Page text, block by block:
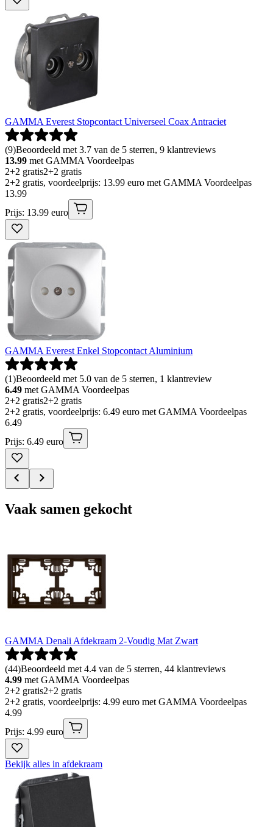
GAMMA Everest Stopcontact Universeel Coax Antraciet
(9)Beoordeeld met 3.7 van de 5 sterren, 9 klantreviews
13.99 met GAMMA Voordeelpas
2+2 gratis2+2 gratis
2+2 gratis, voordeelprijs: 13.99 euro met GAMMA Voordeelpas
13.99
Prijs: 13.99 euro
GAMMA Everest Enkel Stopcontact Aluminium
(1)Beoordeeld met 5.0 van de 5 sterren, 1 klantreview
6.49 met GAMMA Voordeelpas
2+2 gratis2+2 gratis
2+2 gratis, voordeelprijs: 6.49 euro met GAMMA Voordeelpas
6.49
Prijs: 6.49 euro
Vaak samen gekocht
GAMMA Denali Afdekraam 2-Voudig Mat Zwart
(44)Beoordeeld met 4.4 van de 5 sterren, 44 klantreviews
4.99 met GAMMA Voordeelpas
2+2 gratis2+2 gratis
2+2 gratis, voordeelprijs: 4.99 euro met GAMMA Voordeelpas
4.99
Prijs: 4.99 euro
Bekijk alles in afdekraam